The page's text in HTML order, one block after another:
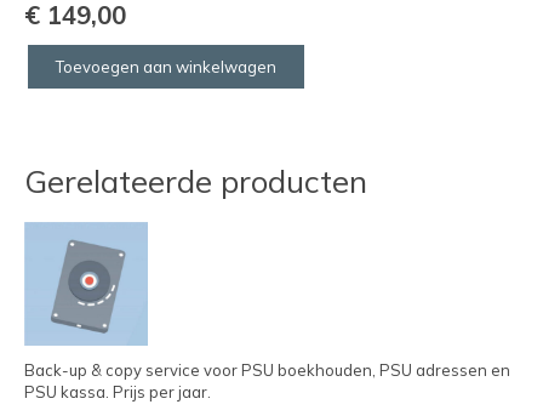
€149,00
Toevoegen aan winkelwagen
Gerelateerde producten
Back-up & copy service voor PSU boekhouden, PSU adressen en
PSU kassa. Prijs per jaar.